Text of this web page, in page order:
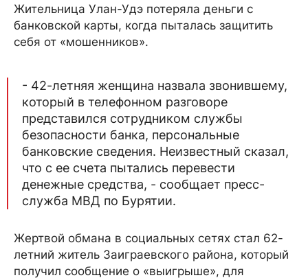
Жительница Улан-Удэ потеряла деньги с
банковской карты, когда пыталась защитить
себя от «мошенников».
- 42-летняя женщина назвала звонившему,
который в телефонном разговоре
представился сотрудником службы
безопасности банка, персональные
банковские сведения. Неизвестный сказал,
что с ее счета пытались перевести
денежные средства, - сообщает пресс-
служба МВД по Бурятии.
Жертвой обмана в социальных сетях стал 62-
летний житель Заиграевского района, который
получил сообщение о «выигрыше», для